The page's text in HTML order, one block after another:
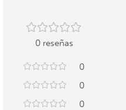
0 reseñas
0
0
0